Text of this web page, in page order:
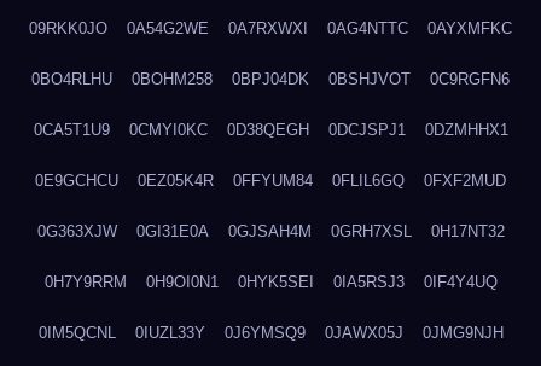
09RKK0JO 0A54G2WE 0A7RXWXI 0AG4NTTC 0AYXMFKC
0BO4RLHU 0BOHM258 0BPJ04DK 0BSHJVOT 0C9RGFN6
0CA5T1U9 0CMYI0KC 0D38QEGH 0DCJSPJ1 0DZMHHX1
0E9GCHCU 0EZ05K4R 0FFYUM84 0FLIL6GQ 0FXF2MUD
0G363XJW 0GI31E0A 0GJSAH4M 0GRH7XSL 0H17NT32
0H7Y9RRM 0H9OI0N1 0HYK5SEI 0IA5RSJ3 0IF4Y4UQ
0IM5QCNL 0IUZL33Y 0J6YMSQ9 0JAWX05J 0JMG9NJH